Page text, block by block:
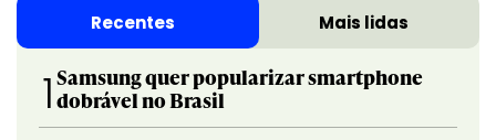
Recentes Mais lidas
1 Samsung quer popularizar smartphone
dobrável no Brasil